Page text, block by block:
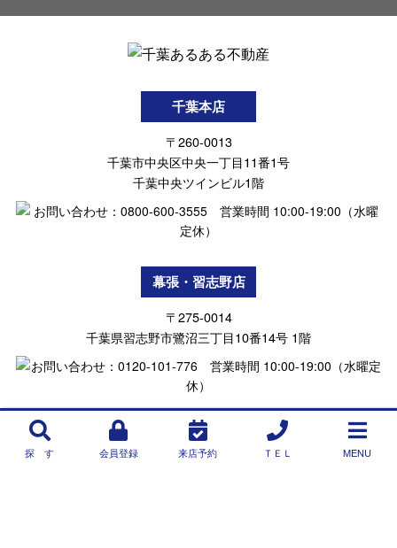
探 す 会員登録 来店予約 ＴＥＬ MENU
千葉本店
〒260-0013
千葉市中央区中央一丁目11番1号
千葉中央ツインビル1階
幕張・習志野店
〒275-0014
千葉県習志野市鷺沼三丁目10番14号 1階